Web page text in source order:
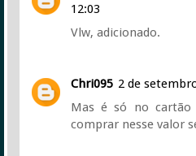
12:03
Vlw, adicionado.
Chri095 2 de
Mas é só no cartão
comprar nesse valor